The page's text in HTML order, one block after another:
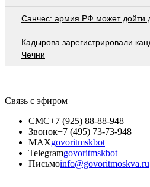
Санчес: армия РФ может дойти
Кадырова зарегистрировали
Чечни
Связь с эфиром
СМС+7 (925) 88-88-948
Звонок+7 (495) 73-73-948
MAXgovoritmskbot
Telegramgovoritmskbot
Письмоinfo@govoritmoskva.ru